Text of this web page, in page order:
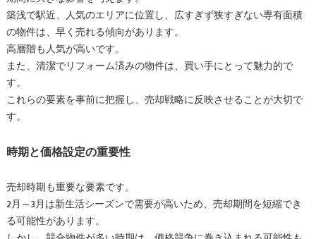
築浅で駅近、人気のエリアに位置し、広すぎず狭すぎない専有面積
の物件は、早く売れる傾向があります。
高層階も人気が高いです。
また、清潔でリフォーム済みの物件は、買い手にとって魅力的で
す。
これらの要素を事前に把握し、売却戦略に反映させることが大切で
す。
時期と価格設定の重要性
売却時期も重要な要素です。
2月～3月は新生活シーズンで需要が高いため、売却期間を短縮でき
る可能性があります。